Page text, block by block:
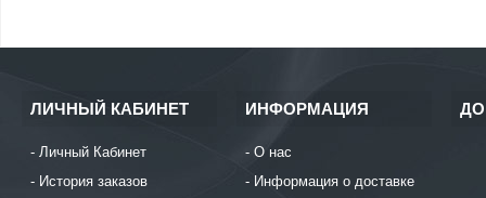
ЛИЧНЫЙ КАБИНЕТ
Личный Кабинет
История заказов
ИНФОРМАЦИЯ
О нас
Информация о доставке